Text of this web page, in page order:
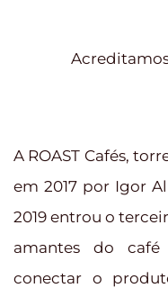
Acreditamos
A ROAST Cafés,
em 2017 por Igor
2019 entrou o
amantes do café
conectar o